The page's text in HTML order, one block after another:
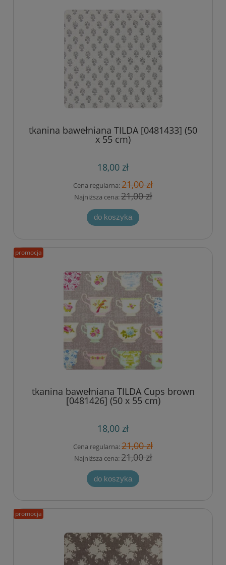
tkanina bawełniana TILDA [0481433] (50
x 55 cm)
18,00 zł
Cena regularna:21,00 zł
Najniższa cena:21,00 zł
do koszyka
tkanina bawełniana TILDA Cups brown
[0481426] (50 x 55 cm)
18,00 zł
Cena regularna:21,00 zł
Najniższa cena:21,00 zł
do koszyka
promocja
promocja